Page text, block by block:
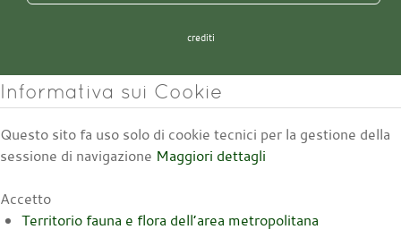
crediti
Informativa sui Cookie
Questo sito fa uso solo di cookie tecnici per la gestione della
sessione di navigazione Maggiori dettagli
Accetto
Territorio fauna e flora dell’area metropolitana